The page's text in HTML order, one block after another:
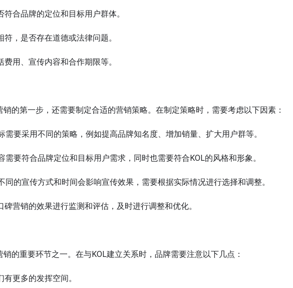
合品牌的定位和目标用户群体。
，是否存在道德或法律问题。
用、宣传内容和合作期限等。
的第一步，还需要制定合适的营销策略。在制定策略时，需要考虑以下因素：
需要采用不同的策略，例如提高品牌知名度、增加销量、扩大用户群等。
要符合品牌定位和目标用户需求，同时也需要符合KOL的风格和形象。
的宣传方式和时间会影响宣传效果，需要根据实际情况进行选择和调整。
营销的效果进行监测和评估，及时进行调整和优化。
的重要环节之一。在与KOL建立关系时，品牌需要注意以下几点：
更多的发挥空间。